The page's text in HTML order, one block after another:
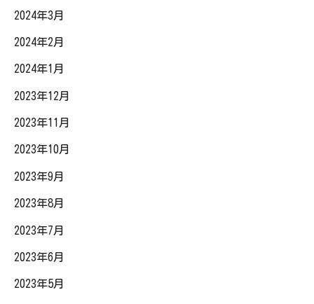
2024年3月
2024年2月
2024年1月
2023年12月
2023年11月
2023年10月
2023年9月
2023年8月
2023年7月
2023年6月
2023年5月